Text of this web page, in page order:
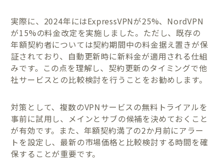
実際に、2024年にはExpressVPNが25%、NordVPN
が15%の料金改定を実施しました。ただし、既存の
年額契約者については契約期間中の料金据え置きが保
証されており、自動更新時に新料金が適用される仕組
みです。この点を理解し、契約更新のタイミングで他
社サービスとの比較検討を行うことをお勧めします。
対策として、複数のVPNサービスの無料トライアルを
事前に試用し、メインとサブの候補を決めておくこと
が有効です。また、年額契約満了の2か月前にアラー
トを設定し、最新の市場価格と比較検討する時間を確
保することが重要です。